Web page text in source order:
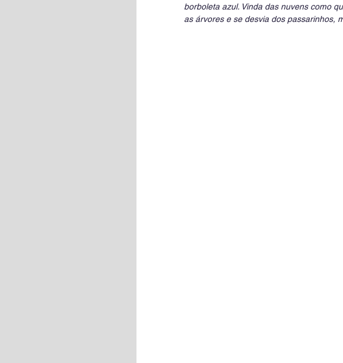
borboleta azul. Vinda das nuvens como
as árvores e se desvia dos passarinhos,